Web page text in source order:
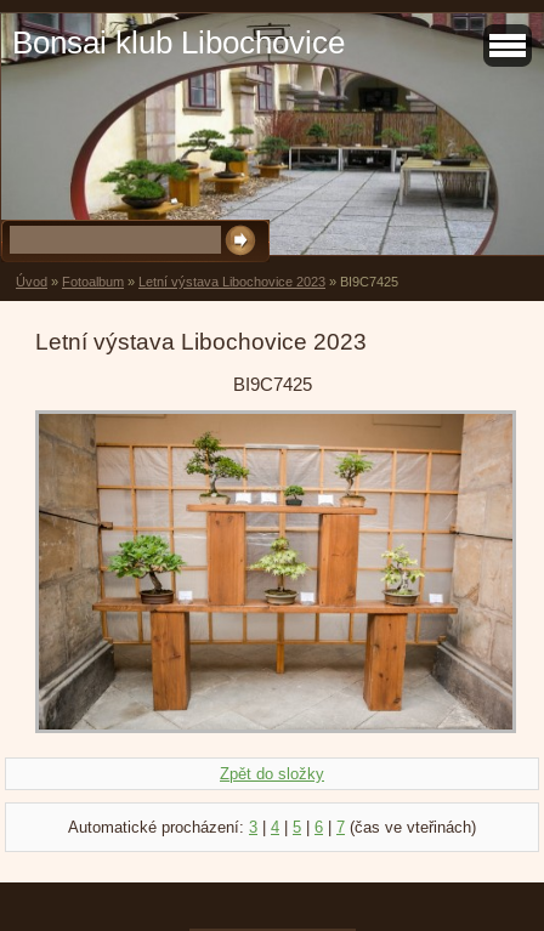
Bonsai klub Libochovice
Úvod » Fotoalbum » Letní výstava Libochovice 2023 » BI9C7425
Letní výstava Libochovice 2023
BI9C7425
Zpět do složky
Automatické procházení: 3 4 5 6 7 (čas ve vteřinách)